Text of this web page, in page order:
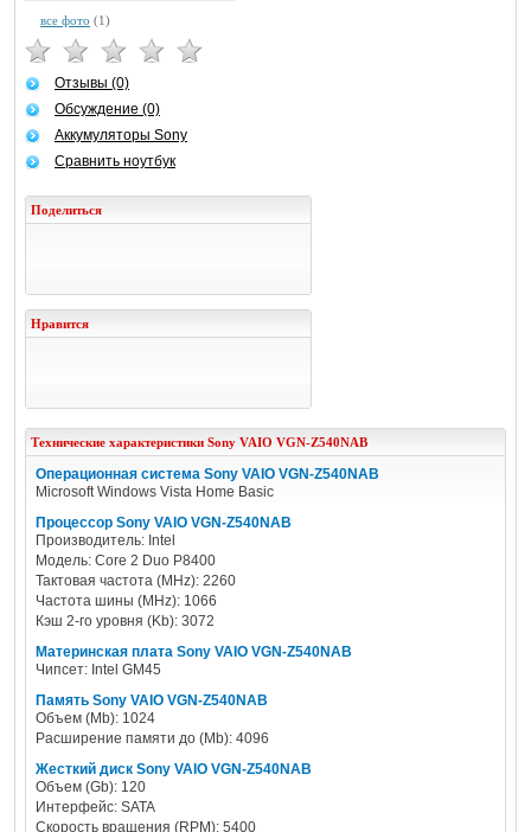
все фото (1)
Отзывы (0)
Обсуждение (0)
Аккумуляторы Sony
Сравнить ноутбук
Поделиться
Нравится
Технические характеристики Sony VAIO VGN-Z540NAB
Операционная система Sony VAIO VGN-Z540NAB
Microsoft Windows Vista Home Basic
Процессор Sony VAIO VGN-Z540NAB
Производитель: Intel
Модель: Core 2 Duo P8400
Тактовая частота (MHz): 2260
Частота шины (MHz): 1066
Кэш 2-го уровня (Kb): 3072
Материнская плата Sony VAIO VGN-Z540NAB
Чипсет: Intel GM45
Память Sony VAIO VGN-Z540NAB
Объем (Mb): 1024
Расширение памяти до (Mb): 4096
Жесткий диск Sony VAIO VGN-Z540NAB
Объем (Gb): 120
Интерфейс: SATA
Скорость вращения (RPM): 5400